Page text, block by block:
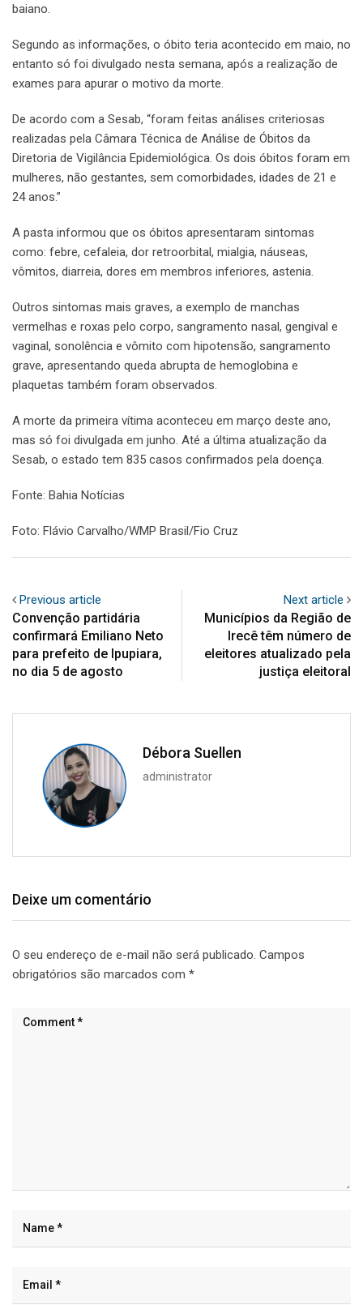
baiano.
Segundo as informações, o óbito teria acontecido em maio, no
entanto só foi divulgado nesta semana, após a realização de
exames para apurar o motivo da morte.
De acordo com a Sesab, “foram feitas análises criteriosas
realizadas pela Câmara Técnica de Análise de Óbitos da
Diretoria de Vigilância Epidemiológica. Os dois óbitos foram em
mulheres, não gestantes, sem comorbidades, idades de 21 e
24 anos.”
A pasta informou que os óbitos apresentaram sintomas
como: febre, cefaleia, dor retroorbital, mialgia, náuseas,
vômitos, diarreia, dores em membros inferiores, astenia.
Outros sintomas mais graves, a exemplo de manchas
vermelhas e roxas pelo corpo, sangramento nasal, gengival e
vaginal, sonolência e vômito com hipotensão, sangramento
grave, apresentando queda abrupta de hemoglobina e
plaquetas também foram observados.
A morte da primeira vítima aconteceu em março deste ano,
mas só foi divulgada em junho. Até a última atualização da
Sesab, o estado tem 835 casos confirmados pela doença.
Fonte: Bahia Notícias
Foto: Flávio Carvalho/WMP Brasil/Fio Cruz
Previous article
Convenção partidária
confirmará Emiliano Neto
para prefeito de Ipupiara,
no dia 5 de agosto
Next article
Municípios da Região de
Irecê têm número de
eleitores atualizado pela
justiça eleitoral
Débora Suellen
administrator
Deixe um comentário
O seu endereço de e-mail não será publicado. Campos
obrigatórios são marcados com *